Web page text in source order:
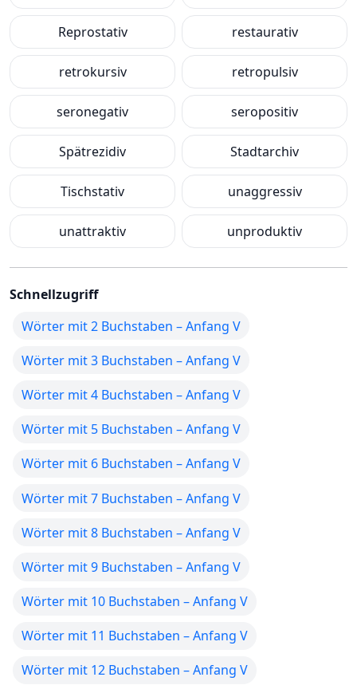
Reprostativ restaurativ
retrokursiv retropulsiv
seronegativ seropositiv
Spätrezidiv Stadtarchiv
Tischstativ unaggressiv
unattraktiv unproduktiv
Schnellzugriff
Wörter mit 2 Buchstaben – Anfang V
Wörter mit 3 Buchstaben – Anfang V
Wörter mit 4 Buchstaben – Anfang V
Wörter mit 5 Buchstaben – Anfang V
Wörter mit 6 Buchstaben – Anfang V
Wörter mit 7 Buchstaben – Anfang V
Wörter mit 8 Buchstaben – Anfang V
Wörter mit 9 Buchstaben – Anfang V
Wörter mit 10 Buchstaben – Anfang V
Wörter mit 11 Buchstaben – Anfang V
Wörter mit 12 Buchstaben – Anfang V